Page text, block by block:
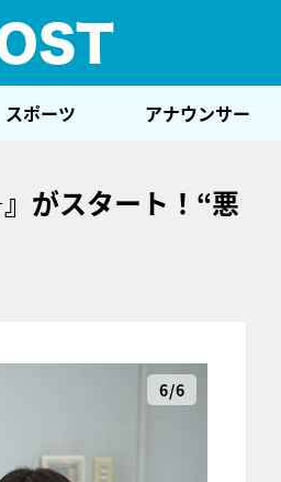
スポーツ アナウンサー
がスタート！“悪
6/6